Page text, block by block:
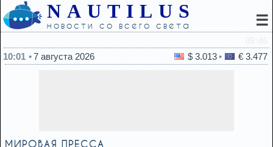
NAUTILUS
новости со всего света ☰
10:01
7 августа 2026 $ 3.013 € 3.477
МИРОВАЯ ПРЕССА